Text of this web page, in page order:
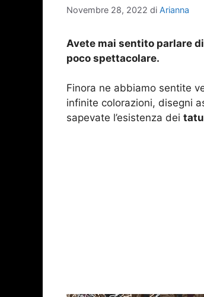
Novembre 28, 2022 di Arianna
Avete mai sentito parlare
poco spettacolare.
Finora ne abbiamo sentite
infinite colorazioni, disegni
sapevate l’esistenza dei